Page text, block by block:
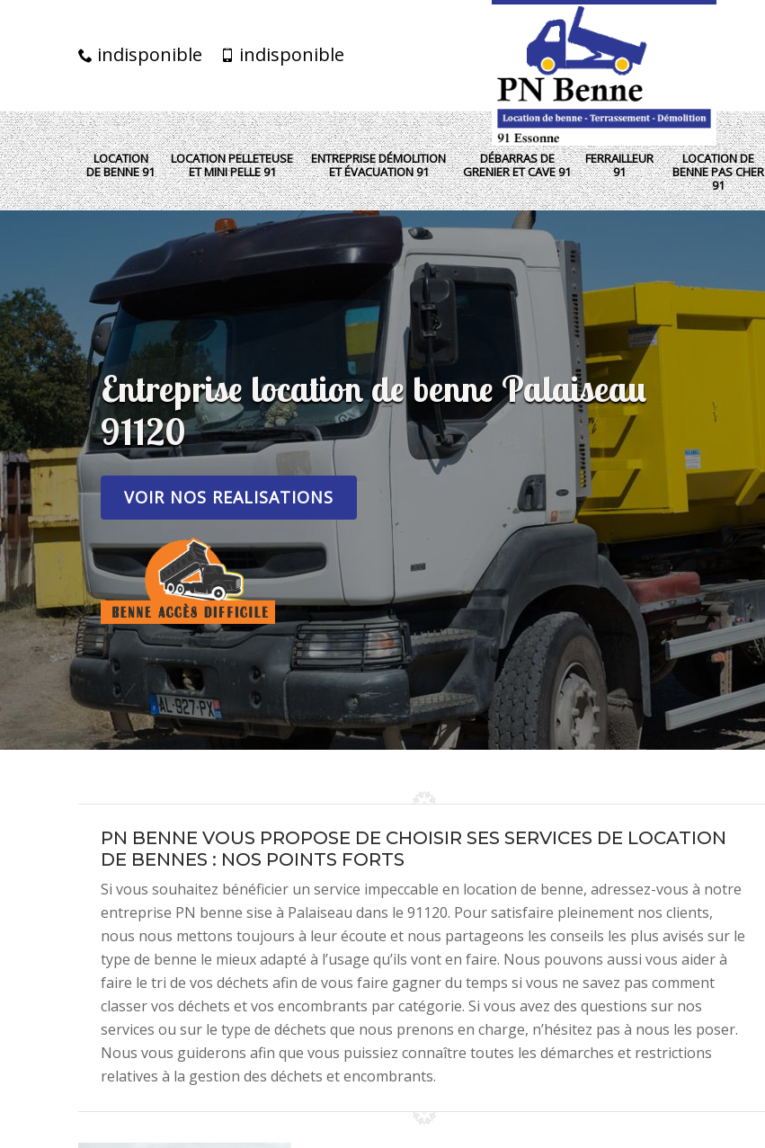
indisponible indisponible
LOCATION
DE BENNE 91
LOCATION PELLETEUSE
ET MINI PELLE 91
ENTREPRISE DÉMOLITION
ET ÉVACUATION 91
DÉBARRAS DE
GRENIER ET CAVE 91
FERRAILLEUR
91
LOCATION DE
BENNE PAS CHER
91
Entreprise location de benne Palaiseau
91120
VOIR NOS REALISATIONS
PN BENNE VOUS PROPOSE DE CHOISIR SES SERVICES DE LOCATION
DE BENNES : NOS POINTS FORTS
Si vous souhaitez bénéficier un service impeccable en location de benne, adressez-vous à notre
entreprise PN benne sise à Palaiseau dans le 91120. Pour satisfaire pleinement nos clients,
nous nous mettons toujours à leur écoute et nous partageons les conseils les plus avisés sur le
type de benne le mieux adapté à l’usage qu’ils vont en faire. Nous pouvons aussi vous aider à
faire le tri de vos déchets afin de vous faire gagner du temps si vous ne savez pas comment
classer vos déchets et vos encombrants par catégorie. Si vous avez des questions sur nos
services ou sur le type de déchets que nous prenons en charge, n’hésitez pas à nous les poser.
Nous vous guiderons afin que vous puissiez connaître toutes les démarches et restrictions
relatives à la gestion des déchets et encombrants.